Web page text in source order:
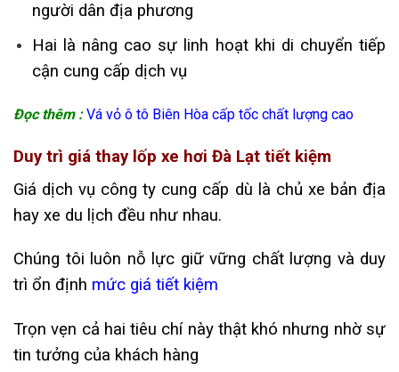
người dân địa phương
Hai là nâng cao sự linh hoạt khi di chuyển tiếp
cận cung cấp dịch vụ
Đọc thêm : Vá vỏ ô tô Biên Hòa cấp tốc chất lượng cao
Duy trì giá thay lốp xe hơi Đà Lạt tiết kiệm
Giá dịch vụ công ty cung cấp dù là chủ xe bản địa
hay xe du lịch đều như nhau.
Chúng tôi luôn nỗ lực giữ vững chất lượng và duy
trì ổn định mức giá tiết kiệm
Trọn vẹn cả hai tiêu chí này thật khó nhưng nhờ sự
tin tưởng của khách hàng